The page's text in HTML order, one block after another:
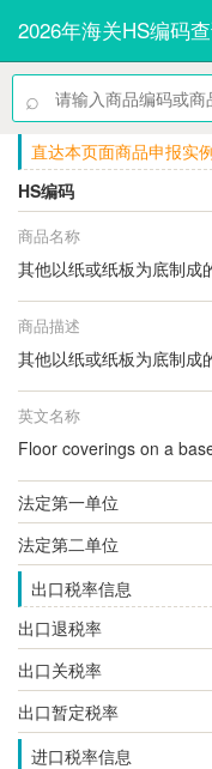
2026年海关HS编码
⌕
直达本页面商品申报实
HS编码
商品名称
其他以纸或纸板为底制成
商品描述
其他以纸或纸板为底制成
英文名称
Floor coverings on a
法定第一单位
法定第二单位
出口税率信息
出口退税率
出口关税率
出口暂定税率
进口税率信息